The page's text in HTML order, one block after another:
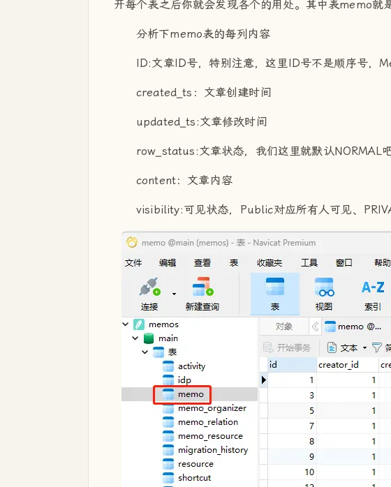
开每个表之后你就会发现各个的用处。其中表memo就
分析下memo表的每列内容
ID:文章ID号，特别注意，这里ID号不是顺序号，
created_ts：文章创建时间
updated_ts:文章修改时间
row_status:文章状态，我们这里就默认NORMAL
content：文章内容
visibility:可见状态，Public对应所有人可见、